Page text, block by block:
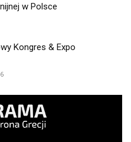
w Polsce
Kongres & Expo